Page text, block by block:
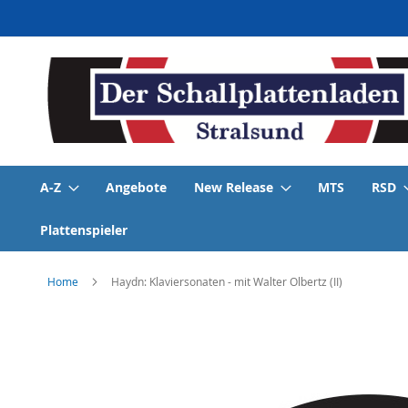
zum
Inhalt
A-Z Angebote New Release MTS RSD
Plattenspieler
Home Haydn: Klaviersonaten - mit Walter Olbertz (II)